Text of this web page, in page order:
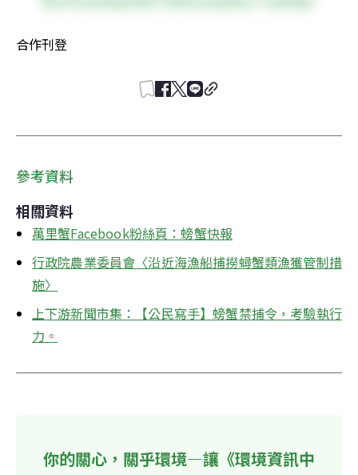
合作刊登
參考資料
相關資料
萬里蟹Facebook粉絲頁：螃蟹快報
行政院農業委員會〈沿近海漁船捕撈蟳蟹類漁獲管制措
施〉
上下游新聞市集：【公民寫手】螃蟹禁捕令，考驗執行
力。
你的關心，關乎環境—讓《環境資訊中